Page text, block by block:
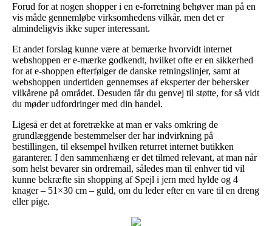
Forud for at nogen shopper i en e-forretning behøver man på en
vis måde gennemløbe virksomhedens vilkår, men det er
almindeligvis ikke super interessant.
Et andet forslag kunne være at bemærke hvorvidt internet
webshoppen er e-mærke godkendt, hvilket ofte er en sikkerhed
for at e-shoppen efterfølger de danske retningslinjer, samt at
webshoppen undertiden gennemses af eksperter der behersker
vilkårene på området. Desuden får du genvej til støtte, for så vidt
du møder udfordringer med din handel.
Ligeså er det at foretrække at man er vaks omkring de
grundlæggende bestemmelser der har indvirkning på
bestillingen, til eksempel hvilken returret internet butikken
garanterer. I den sammenhæng er det tilmed relevant, at man når
som helst bevarer sin ordremail, således man til enhver tid vil
kunne bekræfte sin shopping af Spejl i jern med hylde og 4
knager – 51×30 cm – guld, om du leder efter en vare til en dreng
eller pige.